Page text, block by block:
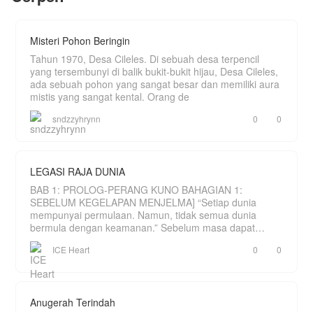
Misteri Pohon Beringin
Tahun 1970, Desa Cileles. Di sebuah desa terpencil
yang tersembunyi di balik bukit-bukit hijau, Desa Cileles,
ada sebuah pohon yang sangat besar dan memiliki aura
mistis yang sangat kental. Orang de
sndzzyhrynn 0 0
LEGASI RAJA DUNIA
BAB 1: PROLOG-PERANG KUNO BAHAGIAN 1:
SEBELUM KEGELAPAN MENJELMA] “Setiap dunia
mempunyai permulaan. Namun, tidak semua dunia
bermula dengan keamanan.” Sebelum masa dapat
dihitung, hanya wujud sebu
ICE Heart 0 0
Anugerah Terindah